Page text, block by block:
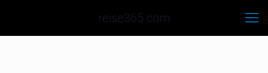
reise365.com